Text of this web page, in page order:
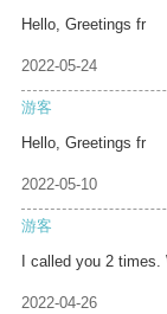
Hello, Greetings fr
2022-05-24
游客
Hello, Greetings fr
2022-05-10
游客
I called you 2 times.
2022-04-26